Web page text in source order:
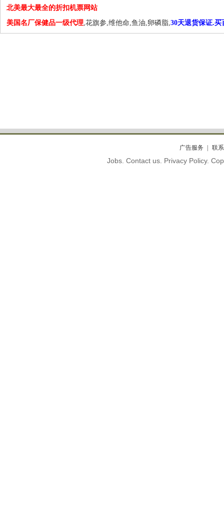
北美最大最全的折扣机票网站
美国名厂保健品一级代理,花旗参,维他命,鱼油,卵磷脂,30天退货保证.买
广告服务 联
Jobs. Contact us. Privacy Policy.